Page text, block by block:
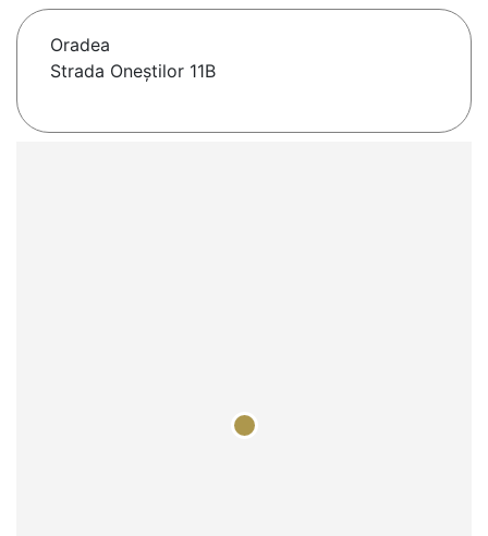
Oradea
Strada Oneștilor 11B